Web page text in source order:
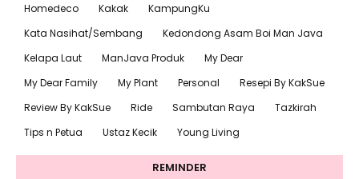
Homedeco
Kakak
KampungKu
Kata Nasihat/Sembang
Kedondong Asam Boi Man Java
Kelapa Laut
ManJava Produk
My Dear
My Dear Family
My Plant Personal
Resepi By KakSue
Review By KakSue
Ride Sambutan Raya
Tazkirah
Tips n Petua
Ustaz Kecik Young Living
REMINDER